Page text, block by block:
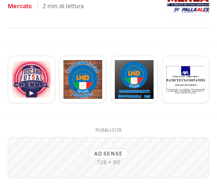
regionale
Mercato 2 min di lettura
PUBBLICITÀ
ADSENSE
728 × 90